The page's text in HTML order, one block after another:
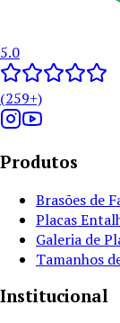
5.0
(259+)
Produtos
Brasões de
Placas
Galeria de
Tamanhos
Institucional